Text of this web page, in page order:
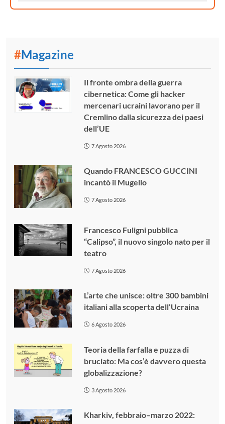
#Magazine
Il fronte ombra della guerra
cibernetica: Come gli hacker
mercenari ucraini lavorano per il
Cremlino dalla sicurezza dei paesi
dell’UE
7 Agosto 2026
Quando FRANCESCO GUCCINI
incantò il Mugello
7 Agosto 2026
Francesco Fuligni pubblica
“Calipso”, il nuovo singolo nato per il
teatro
7 Agosto 2026
L’arte che unisce: oltre 300 bambini
italiani alla scoperta dell’Ucraina
6 Agosto 2026
Teoria della farfalla e puzza di
bruciato: Ma cos’è davvero questa
globalizzazione?
3 Agosto 2026
Kharkiv, febbraio–marzo 2022: